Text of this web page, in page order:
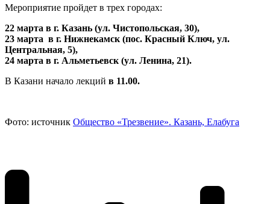
Мероприятие пройдет в трех городах:
22 марта в г. Казань (ул. Чистопольская, 30),
23 марта в г. Нижнекамск (пос. Красный Ключ, ул.
Центральная, 5),
24 марта в г. Альметьевск (ул. Ленина, 21).
В Казани начало лекций в 11.00.
Фото: источник Общество «Трезвение». Казань, Елабуга